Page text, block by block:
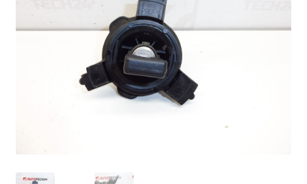
Envio para todo o planeta